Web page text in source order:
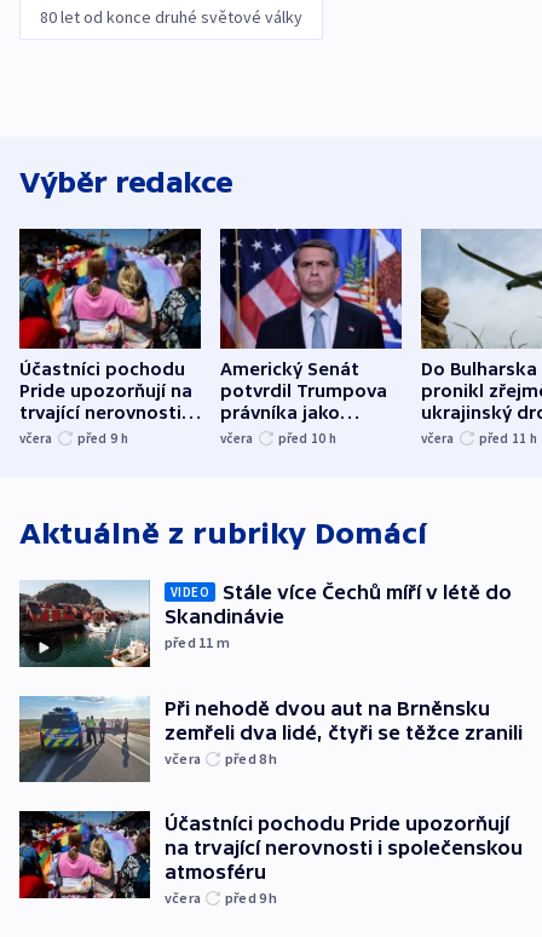
80 let od konce druhé světové války
Výběr redakce
Účastníci pochodu
Pride upozorňují na
trvající nerovnosti i
společenskou
včera před 9 h
Americký Senát
potvrdil Trumpova
právníka jako
ministra
včera před 10 h
Do Bulharska
pronikl
ukrajinský
explodoval
včera před 11 h
Aktuálně z rubriky Domácí
VIDEO
Stále více Čechů míří v létě do
Skandinávie
před 11 m
Při nehodě dvou aut na Brněnsku
zemřeli dva lidé, čtyři se těžce zranili
včera před 8h
Účastníci pochodu Pride upozorňují
na trvající nerovnosti i společenskou
atmosféru
včera před 9h